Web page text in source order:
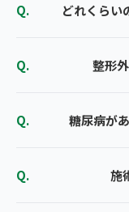
どれくらい
整形
糖尿病が
施